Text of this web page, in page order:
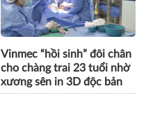
Vinmec “hồi sinh” đôi chân
cho chàng trai 23 tuổi nhờ
xương sên in 3D độc bản